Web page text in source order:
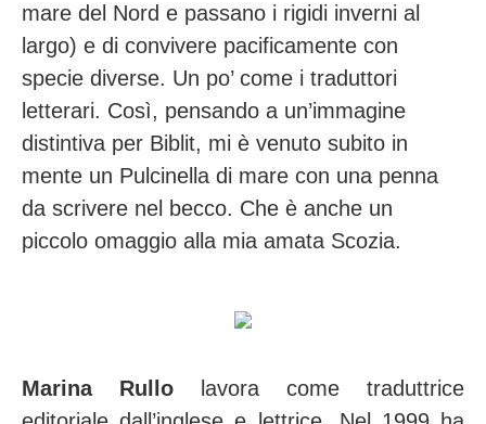
mare del Nord e passano i rigidi inverni al
largo) e di convivere pacificamente con
specie diverse. Un po’ come i traduttori
letterari. Così, pensando a un’immagine
distintiva per Biblit, mi è venuto subito in
mente un Pulcinella di mare con una penna
da scrivere nel becco. Che è anche un
piccolo omaggio alla mia amata Scozia.
Marina Rullo lavora come traduttrice